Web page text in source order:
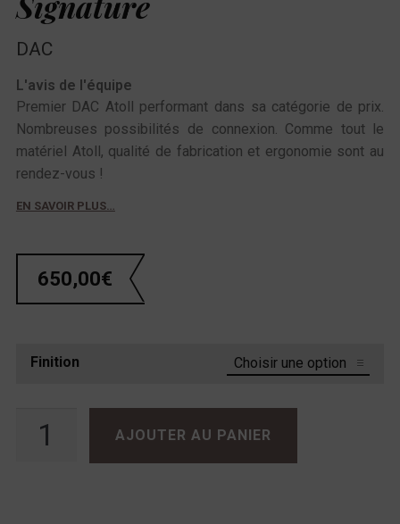
DAC
L'avis de l'équipe
Premier DAC Atoll performant dans sa catégorie de prix.
Nombreuses possibilités de connexion. Comme tout le
matériel Atoll, qualité de fabrication et ergonomie sont au
rendez-vous !
EN SAVOIR PLUS…
650,00€
Finition
AJOUTER AU PANIER